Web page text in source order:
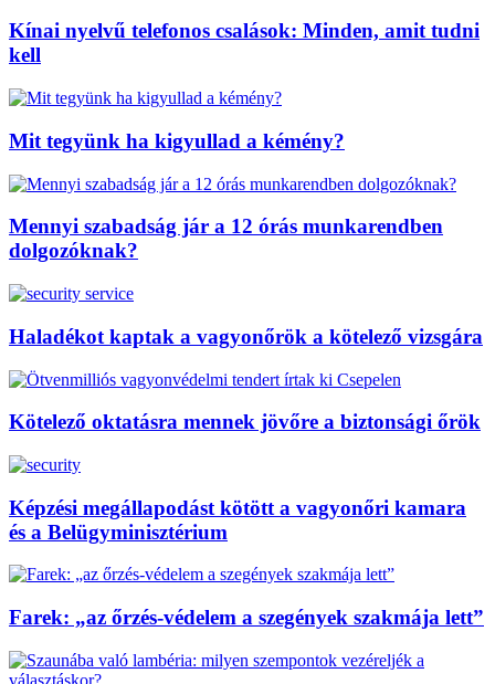
Kínai nyelvű telefonos csalások: Minden, amit tudni
kell
Mit tegyünk ha kigyullad a kémény?
Mennyi szabadság jár a 12 órás munkarendben
dolgozóknak?
Haladékot kaptak a vagyonőrök a kötelező vizsgára
Kötelező oktatásra mennek jövőre a biztonsági őrök
Képzési megállapodást kötött a vagyonőri kamara
és a Belügyminisztérium
Farek: „az őrzés-védelem a szegények szakmája lett”